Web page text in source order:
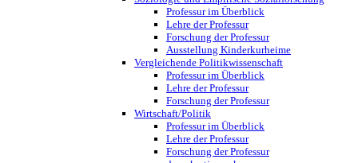
Professur im Überblick
Lehre der Professur
Forschung der Professur
Ausstellung Kinderkurheime
Vergleichende Politikwissenschaft
Professur im Überblick
Lehre der Professur
Forschung der Professur
Wirtschaft/Politik
Professur im Überblick
Lehre der Professur
Forschung der Professur